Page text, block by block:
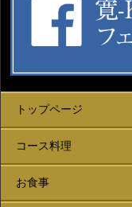
トップページ
コース料理
お食事